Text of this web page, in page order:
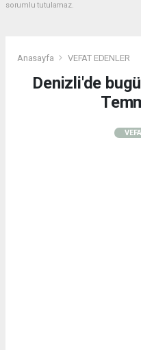
sorumlu tutulamaz.
Anasayfa VEFAT EDENLER
Denizli'de